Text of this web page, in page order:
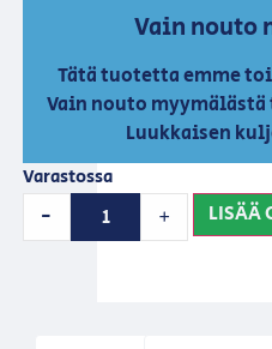
Vain nouto
Tätä tuotetta emme
Vain nouto
Luukkaisen
Varastossa
- + LISÄÄ